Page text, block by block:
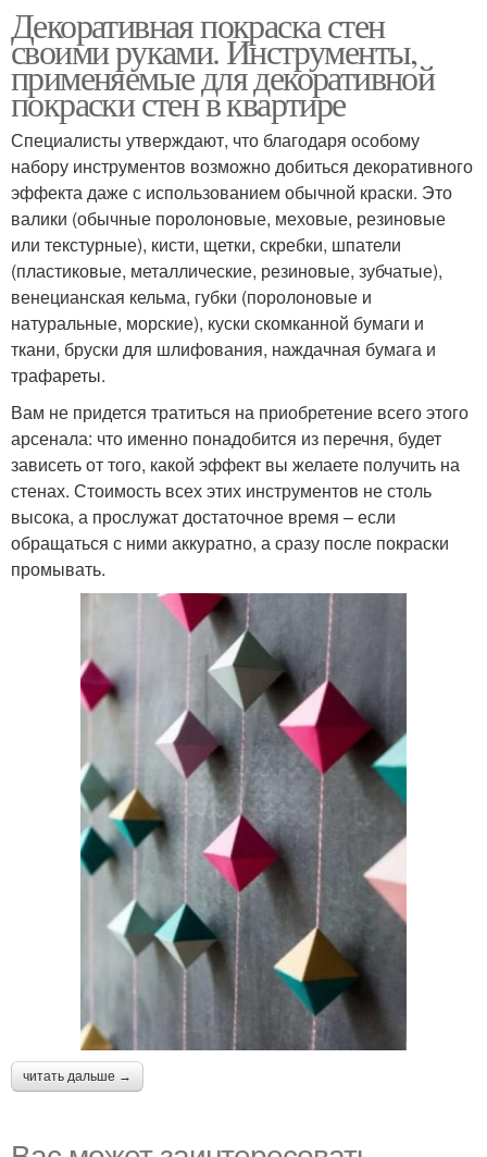
Декоративная покраска стен
своими руками. Инструменты,
применяемые для декоративной
покраски стен в квартире
Специалисты утверждают, что благодаря особому
набору инструментов возможно добиться декоративного
эффекта даже с использованием обычной краски. Это
валики (обычные поролоновые, меховые, резиновые
или текстурные), кисти, щетки, скребки, шпатели
(пластиковые, металлические, резиновые, зубчатые),
венецианская кельма, губки (поролоновые и
натуральные, морские), куски скомканной бумаги и
ткани, бруски для шлифования, наждачная бумага и
трафареты.
Вам не придется тратиться на приобретение всего этого
арсенала: что именно понадобится из перечня, будет
зависеть от того, какой эффект вы желаете получить на
стенах. Стоимость всех этих инструментов не столь
высока, а прослужат достаточное время – если
обращаться с ними аккуратно, а сразу после покраски
промывать.
читать дальше →